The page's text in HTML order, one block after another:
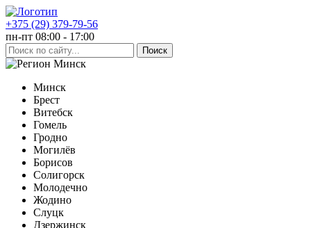
+375 (29) 379-79-56
пн-пт 08:00 - 17:00
Минск
Минск
Брест
Витебск
Гомель
Гродно
Могилёв
Борисов
Солигорск
Молодечно
Жодино
Слуцк
Дзержинск